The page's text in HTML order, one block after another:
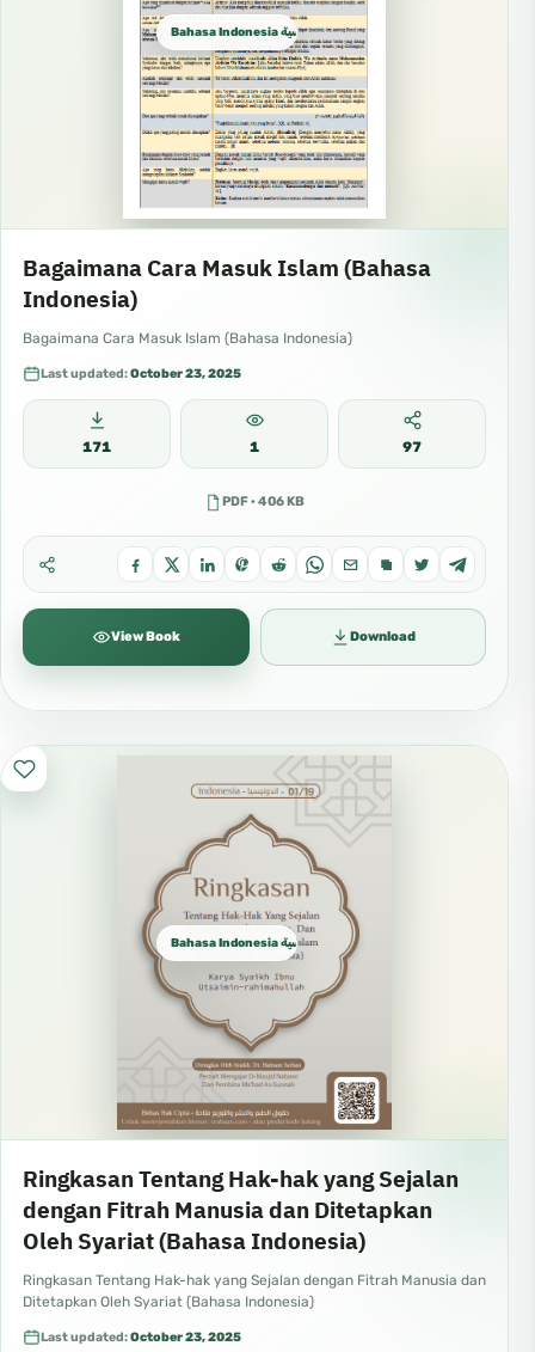
Bahasa Indonesia الإندونيسية
Bagaimana Cara Masuk Islam (Bahasa
Indonesia)
Bagaimana Cara Masuk Islam (Bahasa Indonesia)
Last updated:October 23, 2025
171 1 97
PDF · 406 KB
View Book Download
Bahasa Indonesia الإندونيسية
Ringkasan Tentang Hak-hak yang Sejalan
dengan Fitrah Manusia dan Ditetapkan
Oleh Syariat (Bahasa Indonesia)
Ringkasan Tentang Hak-hak yang Sejalan dengan Fitrah Manusia dan
Ditetapkan Oleh Syariat (Bahasa Indonesia)
Last updated:October 23, 2025